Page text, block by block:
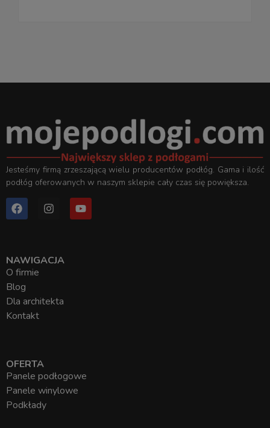
Jesteśmy firmą zrzeszającą wielu producentów podłóg. Gama i ilość
podłóg oferowanych w naszym sklepie cały czas się powiększa.
NAWIGACJA
O firmie
Blog
Dla architekta
Kontakt
OFERTA
Panele podłogowe
Panele winylowe
Podkłady